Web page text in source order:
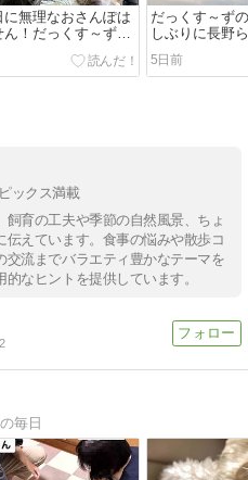
に無理なおさんぽは
ん！だっくす～ずと
ソ暑い1日
だっくす～ず
しぶりに長野
朝でした！
5日前
ックス満載
育の工夫や季節の自然風景、ちょ
伝えています。食事の悩みや散歩コ
交流までバラエティ豊かなテーマを
なヒントを提供しています。
毎日